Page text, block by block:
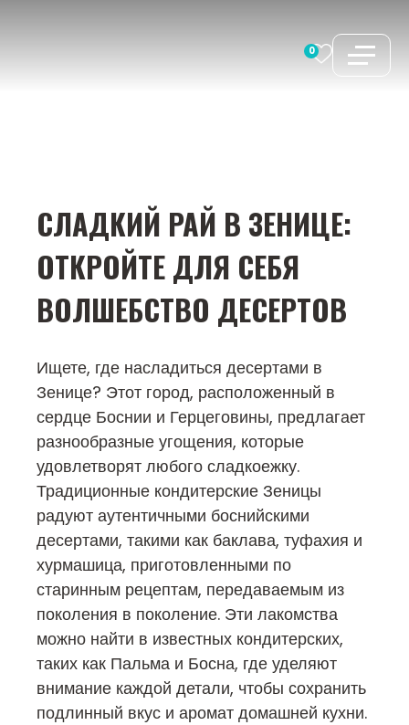
0
СЛАДКИЙ РАЙ В ЗЕНИЦЕ:
ОТКРОЙТЕ ДЛЯ СЕБЯ
ВОЛШЕБСТВО ДЕСЕРТОВ
Ищете, где насладиться десертами в
Зенице? Этот город, расположенный в
сердце Боснии и Герцеговины, предлагает
разнообразные угощения, которые
удовлетворят любого сладкоежку.
Традиционные кондитерские Зеницы
радуют аутентичными боснийскими
десертами, такими как баклава, туфахия и
хурмашица, приготовленными по
старинным рецептам, передаваемым из
поколения в поколение. Эти лакомства
можно найти в известных кондитерских,
таких как Пальма и Босна, где уделяют
внимание каждой детали, чтобы сохранить
подлинный вкус и аромат домашней кухни.